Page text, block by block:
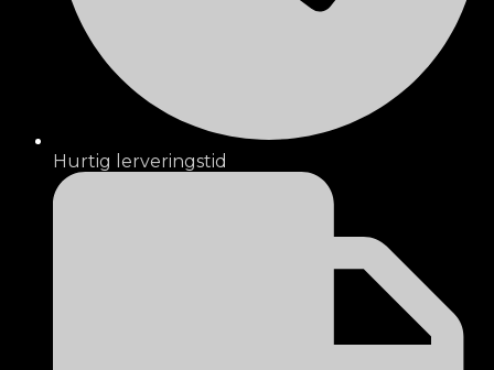
Hurtig lerveringstid